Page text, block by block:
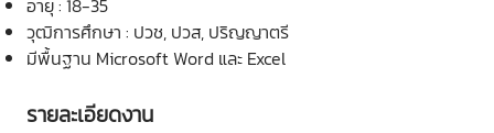
อายุ : 18-35
วุฒิการศึกษา : ปวช, ปวส, ปริญญาตรี
มีพื้นฐาน Microsoft Word และ Excel
รายละเอียดงาน